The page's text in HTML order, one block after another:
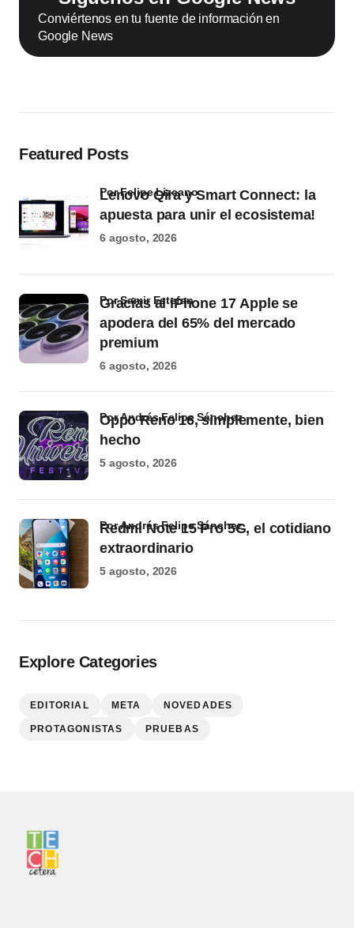
Conviértenos en tu fuente de información en
Google News
Featured Posts
Lenovo Qira y Smart Connect: la
apuesta para unir el ecosistema!
por Felipe Lizcano
6 agosto, 2026
Gracias al iPhone 17 Apple se
apodera del 65% del mercado
premium
por Samir Estefan
6 agosto, 2026
Oppo Reno 16, simplemente, bien
hecho
por Andrés Felipe Sánchez
5 agosto, 2026
Redmi Note 15 Pro 5G, el cotidiano
extraordinario
por Andrés Felipe Sánchez
5 agosto, 2026
Explore Categories
EDITORIAL META NOVEDADES
PROTAGONISTAS PRUEBAS